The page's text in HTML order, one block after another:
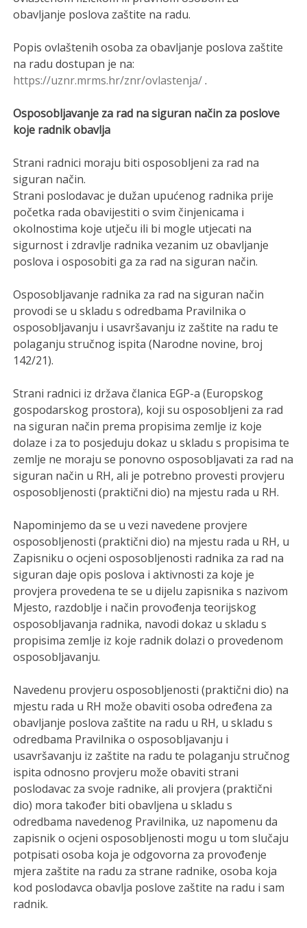
obavljanje poslova zaštite na radu.
Popis ovlaštenih osoba za obavljanje poslova zaštite
na radu dostupan je na:
https://uznr.mrms.hr/znr/ovlastenja/.
Osposobljavanje za rad na siguran način za poslove
koje radnik obavlja
Strani radnici moraju biti osposobljeni za rad na
siguran način.
Strani poslodavac je dužan upućenog radnika prije
početka rada obavijestiti o svim činjenicama i
okolnostima koje utječu ili bi mogle utjecati na
sigurnost i zdravlje radnika vezanim uz obavljanje
poslova i osposobiti ga za rad na siguran način.
Osposobljavanje radnika za rad na siguran način
provodi se u skladu s odredbama Pravilnika o
osposobljavanju i usavršavanju iz zaštite na radu te
polaganju stručnog ispita (Narodne novine, broj
142/21).
Strani radnici iz država članica EGP-a (Europskog
gospodarskog prostora), koji su osposobljeni za rad
na siguran način prema propisima zemlje iz koje
dolaze i za to posjeduju dokaz u skladu s propisima te
zemlje ne moraju se ponovno osposobljavati za rad na
siguran način u RH, ali je potrebno provesti provjeru
osposobljenosti (praktični dio) na mjestu rada u RH.
Napominjemo da se u vezi navedene provjere
osposobljenosti (praktični dio) na mjestu rada u RH, u
Zapisniku o ocjeni osposobljenosti radnika za rad na
siguran daje opis poslova i aktivnosti za koje je
provjera provedena te se u dijelu zapisnika s nazivom
Mjesto, razdoblje i način provođenja teorijskog
osposobljavanja radnika, navodi dokaz u skladu s
propisima zemlje iz koje radnik dolazi o provedenom
osposobljavanju.
Navedenu provjeru osposobljenosti (praktični dio) na
mjestu rada u RH može obaviti osoba određena za
obavljanje poslova zaštite na radu u RH, u skladu s
odredbama Pravilnika o osposobljavanju i
usavršavanju iz zaštite na radu te polaganju stručnog
ispita odnosno provjeru može obaviti strani
poslodavac za svoje radnike, ali provjera (praktični
dio) mora također biti obavljena u skladu s
odredbama navedenog Pravilnika, uz napomenu da
zapisnik o ocjeni osposobljenosti mogu u tom slučaju
potpisati osoba koja je odgovorna za provođenje
mjera zaštite na radu za strane radnike, osoba koja
kod poslodavca obavlja poslove zaštite na radu i sam
radnik.